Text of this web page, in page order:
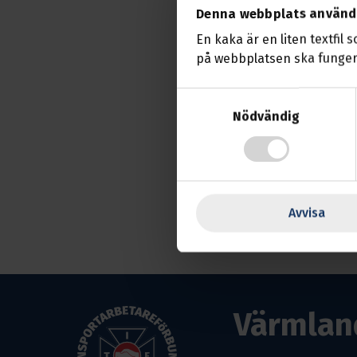
Denna webbplats
En kaka är en liten textfil
på webbplatsen ska
Nödvändig
Avvisa
konferensrummet
Ett kort
årsmöteshandlingar.
Mötet skall också
Styrelsen önskar dig